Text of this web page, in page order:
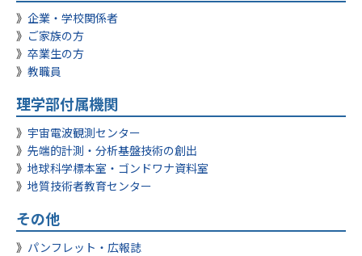
企業・学校関係者
ご家族の方
卒業生の方
教職員
理学部付属機関
宇宙電波観測センター
先端的計測・分析基盤技術の創出
地球科学標本室・ゴンドワナ資料室
地質技術者教育センター
その他
パンフレット・広報誌